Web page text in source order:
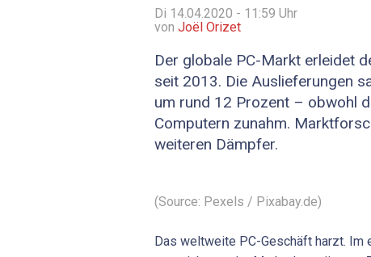
Di 14.04.2020 - 11:59 Uhr
von Joël Orizet
Der globale PC-Markt erleidet
seit 2013. Die Auslieferungen
um rund 12 Prozent – obwohl
Computern zunahm.
weiteren Dämpfer.
(Source: Pexels / Pixabay.de)
Das weltweite PC-Geschäft harzt. Im